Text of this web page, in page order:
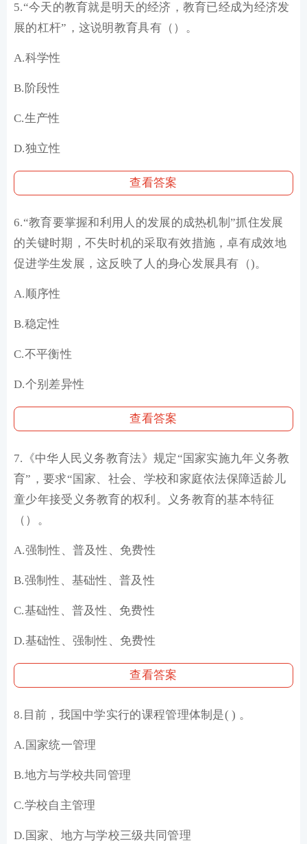
5.“今天的教育就是明天的经济，教育已经成为经济发
展的杠杆”，这说明教育具有（）。
A.科学性
B.阶段性
C.生产性
D.独立性
查看答案
6.“教育要掌握和利用人的发展的成热机制”抓住发展
的关键时期，不失时机的采取有效措施，卓有成效地
促进学生发展，这反映了人的身心发展具有（)。
A.顺序性
B.稳定性
C.不平衡性
D.个别差异性
查看答案
7.《中华人民义务教育法》规定“国家实施九年义务教
育”，要求“国家、社会、学校和家庭依法保障适龄儿
童少年接受义务教育的权利。义务教育的基本特征
（）。
A.强制性、普及性、免费性
B.强制性、基础性、普及性
C.基础性、普及性、免费性
D.基础性、强制性、免费性
查看答案
8.目前，我国中学实行的课程管理体制是( ) 。
A.国家统一管理
B.地方与学校共同管理
C.学校自主管理
D.国家、地方与学校三级共同管理